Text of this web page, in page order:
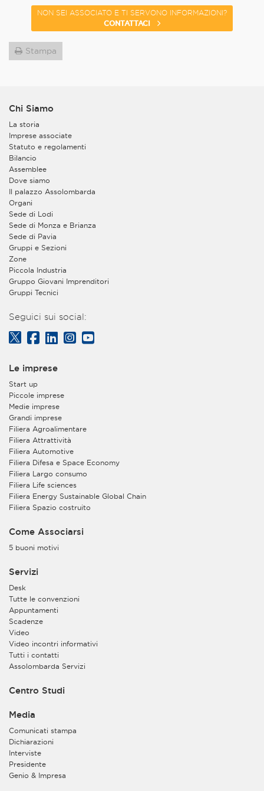
NON SEI ASSOCIATO E TI SERVONO INFORMAZIONI?
CONTATTACI
Stampa
Chi Siamo
La storia
Imprese associate
Statuto e regolamenti
Bilancio
Assemblee
Dove siamo
Il palazzo Assolombarda
Organi
Sede di Lodi
Sede di Monza e Brianza
Sede di Pavia
Gruppi e Sezioni
Zone
Piccola Industria
Gruppo Giovani Imprenditori
Gruppi Tecnici
Seguici sui social:
Le imprese
Start up
Piccole imprese
Medie imprese
Grandi imprese
Filiera Agroalimentare
Filiera Attrattività
Filiera Automotive
Filiera Difesa e Space Economy
Filiera Largo consumo
Filiera Life sciences
Filiera Energy Sustainable Global Chain
Filiera Spazio costruito
Come Associarsi
5 buoni motivi
Servizi
Desk
Tutte le convenzioni
Appuntamenti
Scadenze
Video
Video incontri informativi
Tutti i contatti
Assolombarda Servizi
Centro Studi
Media
Comunicati stampa
Dichiarazioni
Interviste
Presidente
Genio & Impresa